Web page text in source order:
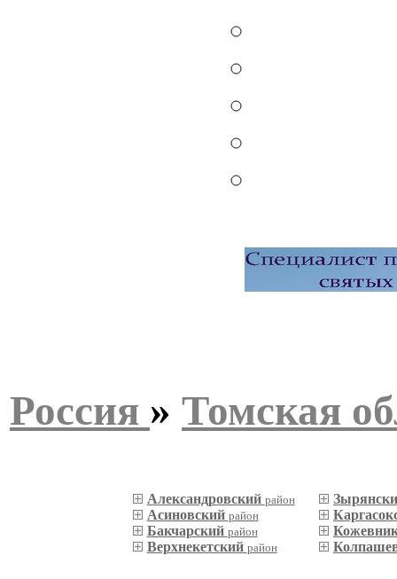
Россия » Томская
Александровский район
Асиновский район
Бакчарский район
Верхнекетский район